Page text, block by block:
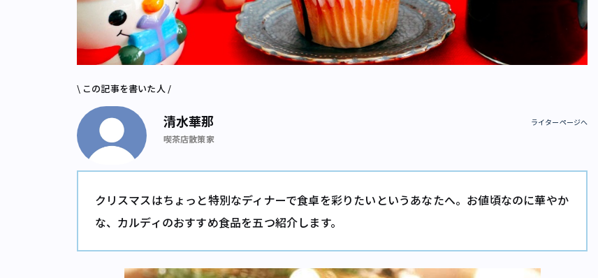
\ この記事を書いた人 /
清水華那
喫茶店散策家
ライターページへ
クリスマスはちょっと特別なディナーで食卓を彩りたいというあなたへ。お値頃なのに華やか
な、カルディのおすすめ食品を五つ紹介します。